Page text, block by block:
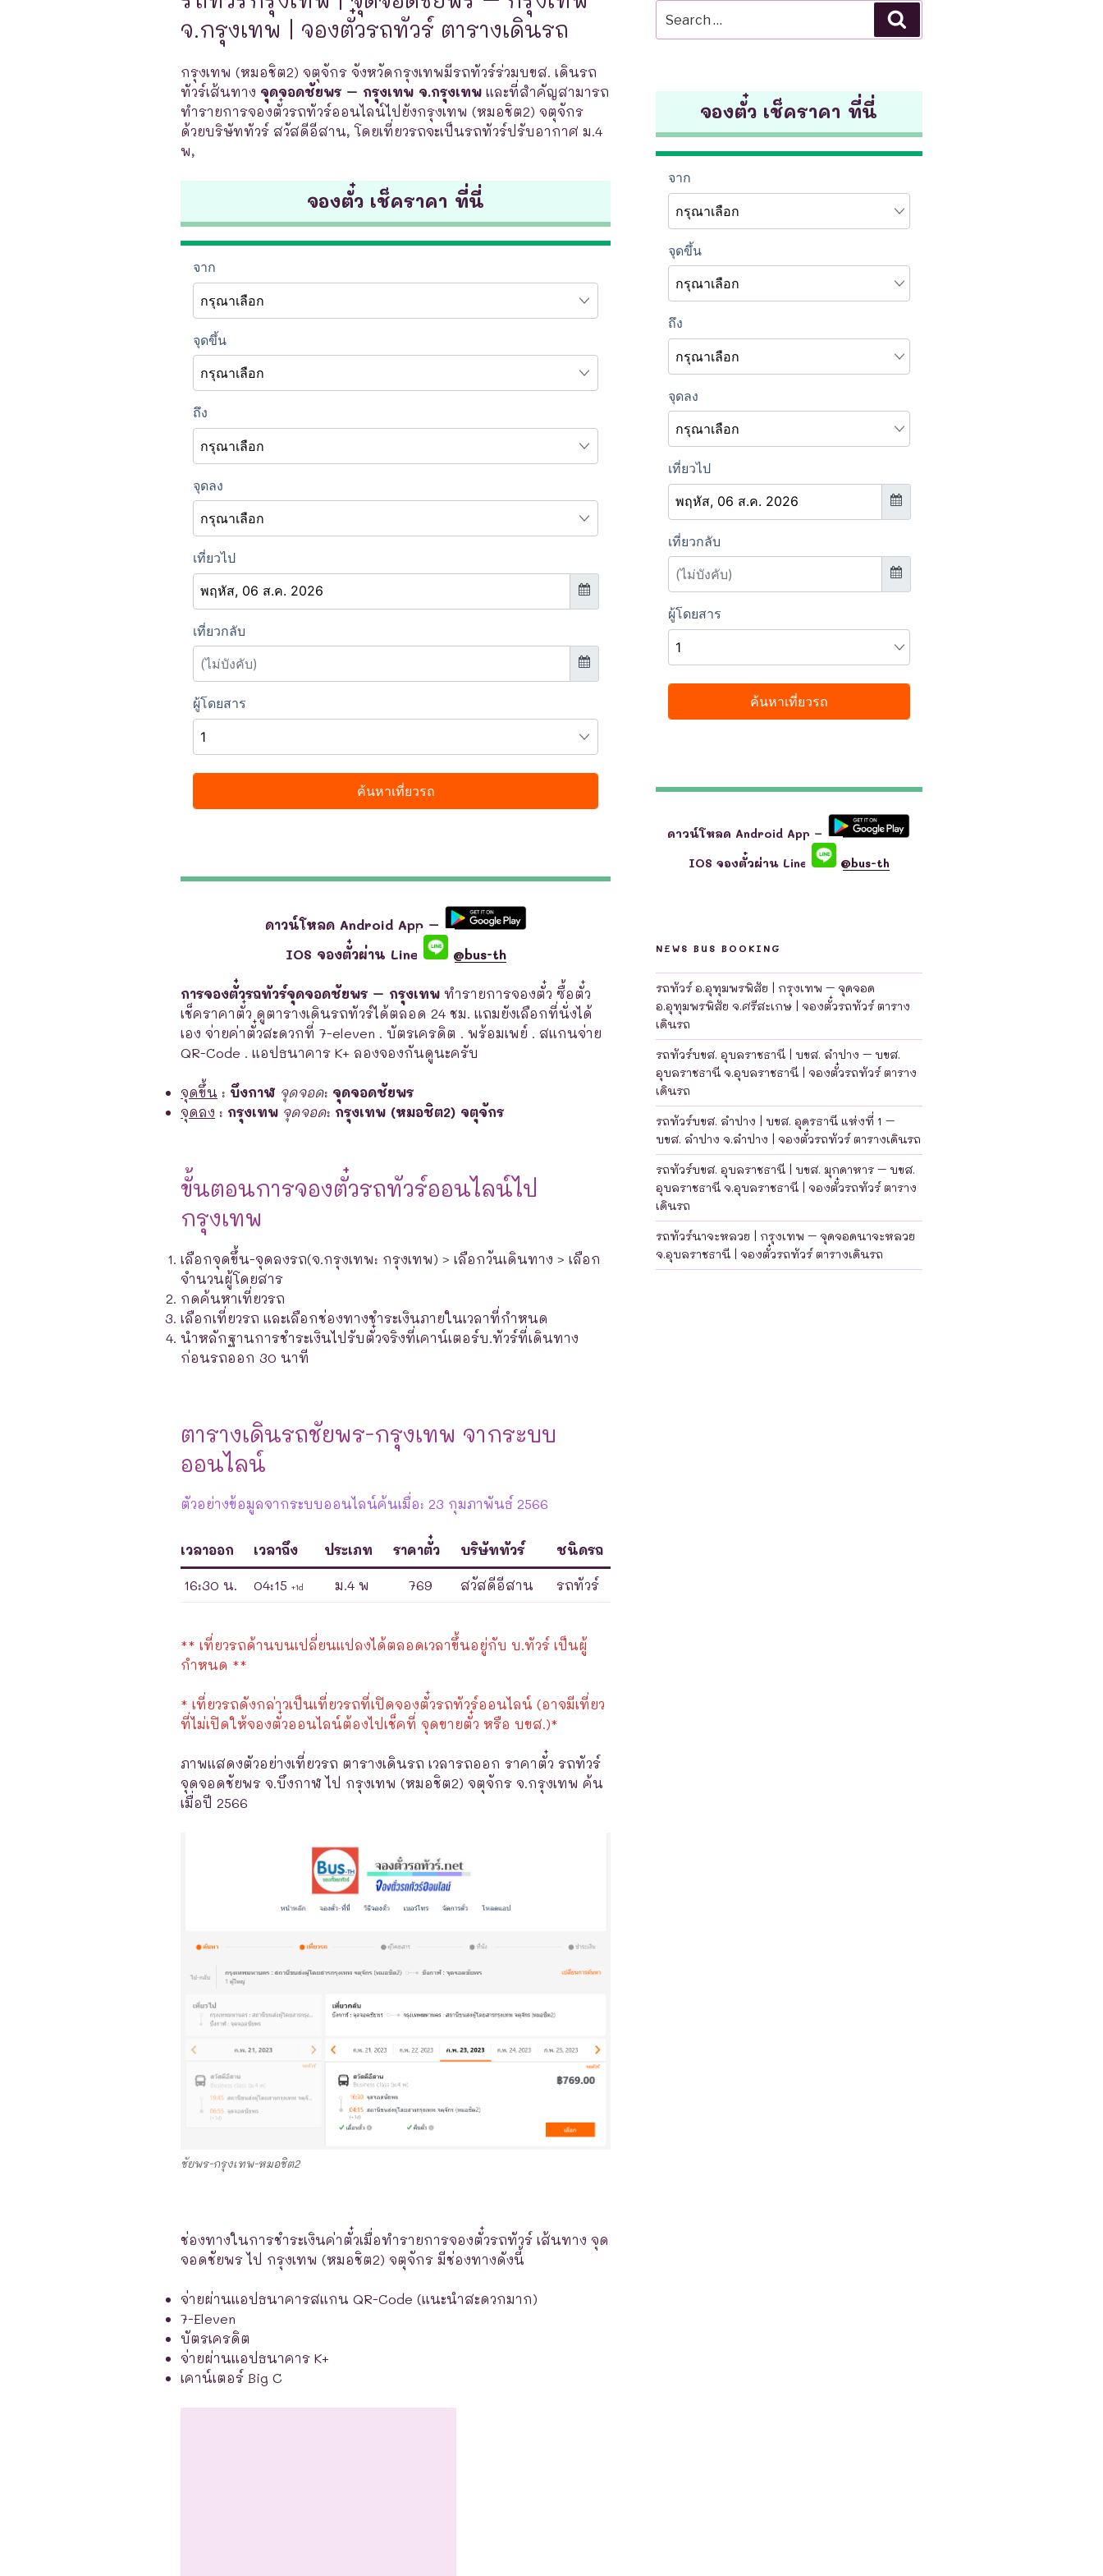
จ.กรุงเทพ | จองตั๋วรถทัวร์ ตารางเดินรถ
กรุงเทพ (หมอชิต2) จตุจักร จังหวัดกรุงเทพมีรถทัวร์ร่วมบขส. เดินรถ
ทัวร์เส้นทาง จุดจอดชัยพร – กรุงเทพ จ.กรุงเทพ และที่สำคัญสามารถ
ทำรายการจองตั๋วรถทัวร์ออนไลน์ไปยังกรุงเทพ (หมอชิต2) จตุจักร
ด้วยบริษัททัวร์ สวัสดีอีสาน, โดยเที่ยวรถจะเป็นรถทัวร์ปรับอากาศ ม.4
พ,
จองตั๋ว เช็คราคา ที่นี่
ดาวน์โหลด Android App –
IOS จองตั๋วผ่าน Line
@bus-th
การจองตั๋วรถทัวร์จุดจอดชัยพร – กรุงเทพ ทำรายการจองตั๋ว ซื้อตั๋ว
เช็คราคาตั๋ว ดูตารางเดินรถทัวร์ได้ตลอด 24 ชม. แถมยังเลือกที่นั่งได้
เอง จ่ายค่าตั๋วสะดวกที่ 7-eleven . บัตรเครดิต . พร้อมเพย์ . สแกนจ่าย
QR-Code . แอปธนาคาร K+ ลองจองกันดูนะครับ
จุดขึ้น : บึงกาฬ จุดจอด: จุดจอดชัยพร
จุดลง : กรุงเทพ จุดจอด: กรุงเทพ (หมอชิต2) จตุจักร
ขั้นตอนการจองตั๋วรถทัวร์ออนไลน์ไป
กรุงเทพ
เลือกจุดขึ้น-จุดลงรถ(จ.กรุงเทพ: กรุงเทพ) > เลือกวันเดินทาง > เลือก
จำนวนผู้โดยสาร
กดค้นหาเที่ยวรถ
เลือกเที่ยวรถ และเลือกช่องทางชำระเงินภายในเวลาที่กำหนด
นำหลักฐานการชำระเงินไปรับตั๋วจริงที่เคาน์เตอร์บ.ทัวร์ที่เดินทาง
ก่อนรถออก 30 นาที
ตารางเดินรถชัยพร-กรุงเทพ จากระบบ
ออนไลน์
ตัวอย่างข้อมูลจากระบบออนไลน์ค้นเมื่อ: 23 กุมภาพันธ์ 2566
เวลาออก เวลาถึง ประเภท ราคาตั๋ว บริษัททัวร์ ชนิดรถ
16:30 น. 04:15 +1d ม.4 พ 769 สวัสดีอีสาน รถทัวร์
** เที่ยวรถด้านบนเปลี่ยนแปลงได้ตลอดเวลาขึ้นอยู่กับ บ.ทัวร์ เป็นผู้
กำหนด **
* เที่ยวรถดังกล่าวเป็นเที่ยวรถที่เปิดจองตั๋วรถทัวร์ออนไลน์ (อาจมีเที่ยว
ที่ไม่เปิดให้จองตั๋วออนไลน์ต้องไปเช็คที่ จุดขายตั๋ว หรือ บขส.)*
ภาพแสดงตัวอย่างเที่ยวรถ ตารางเดินรถ เวลารถออก ราคาตั๋ว รถทัวร์
จุดจอดชัยพร จ.บึงกาฬ ไป กรุงเทพ (หมอชิต2) จตุจักร จ.กรุงเทพ ค้น
เมื่อปี 2566
ชัยพร-กรุงเทพ-หมอชิต2
ช่องทางในการชำระเงินค่าตั๋วเมื่อทำรายการจองตั๋วรถทัวร์ เส้นทาง จุด
จอดชัยพร ไป กรุงเทพ (หมอชิต2) จตุจักร มีช่องทางดังนี้
จ่ายผ่านแอปธนาคารสแกน QR-Code (แนะนำสะดวกมาก)
7-Eleven
บัตรเครดิต
จ่ายผ่านแอปธนาคาร K+
เคาน์เตอร์ Big C
for:
จองตั๋ว เช็คราคา ที่นี่
ดาวน์โหลด Android App –
IOS จองตั๋วผ่าน Line
@bus-th
NEWS BUS BOOKING
รถทัวร์ อ.อุทุมพรพิสัย | กรุงเทพ – จุดจอด
อ.อุทุมพรพิสัย จ.ศรีสะเกษ | จองตั๋วรถทัวร์ ตาราง
เดินรถ
รถทัวร์บขส. อุบลราชธานี | บขส. ลำปาง – บขส.
อุบลราชธานี จ.อุบลราชธานี | จองตั๋วรถทัวร์ ตาราง
เดินรถ
รถทัวร์บขส. ลำปาง | บขส. อุดรธานี แห่งที่ 1 –
บขส. ลำปาง จ.ลำปาง | จองตั๋วรถทัวร์ ตารางเดินรถ
รถทัวร์บขส. อุบลราชธานี | บขส. มุกดาหาร – บขส.
อุบลราชธานี จ.อุบลราชธานี | จองตั๋วรถทัวร์ ตาราง
เดินรถ
รถทัวร์นาจะหลวย | กรุงเทพ – จุดจอดนาจะหลวย
จ.อุบลราชธานี | จองตั๋วรถทัวร์ ตารางเดินรถ